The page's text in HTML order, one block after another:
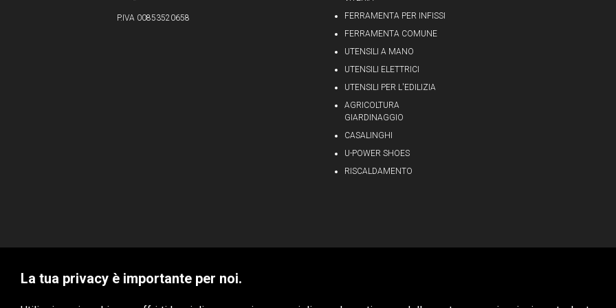
P.IVA 00853520658
FERRAMENTA PER INFISSI
FERRAMENTA COMUNE
UTENSILI A MANO
UTENSILI ELETTRICI
UTENSILI PER L'EDILIZIA
AGRICOLTURA
GIARDINAGGIO
CASALINGHI
U-POWER SHOES
RISCALDAMENTO
VBS S.r.l. © 2020 - Tutti i diritti riservati Privacy & Cookie Policy
La tua privacy è importante per noi.